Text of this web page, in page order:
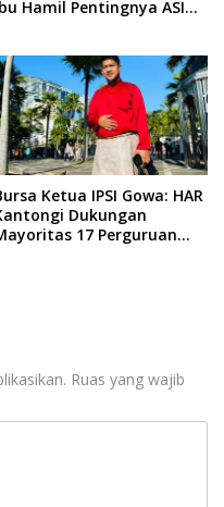
Hamil Pentingnya ASI
Ketua IPSI Gowa: HAR
Dukungan
17 Perguruan
Ruas yang wajib